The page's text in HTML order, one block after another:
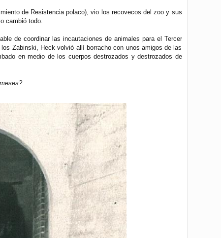
de Resistencia polaco), vio los recovecos del zoo y sus
cambió todo.
de coordinar las incautaciones de animales para el Tercer
Zabinski, Heck volvió allí borracho con unos amigos de las
en medio de los cuerpos destrozados y destrozados de